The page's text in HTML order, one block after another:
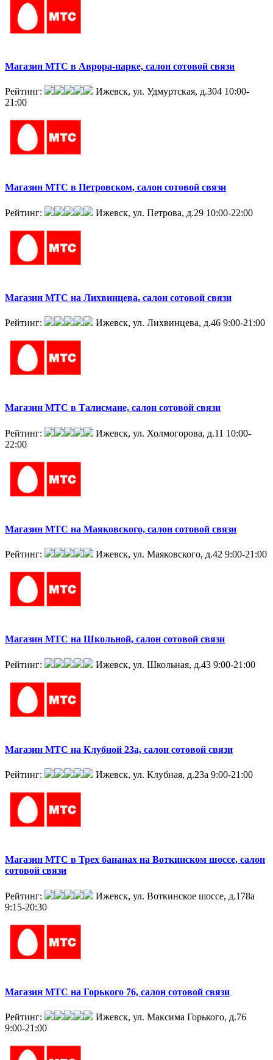
Магазин МТС в Аврора-парке, салон сотовой связи
Рейтинг: Ижевск, ул. Удмуртская, д.304 10:00-
21:00
Магазин МТС в Петровском, салон сотовой связи
Рейтинг: Ижевск, ул. Петрова, д.29 10:00-22:00
Магазин МТС на Лихвинцева, салон сотовой связи
Рейтинг: Ижевск, ул. Лихвинцева, д.46 9:00-21:00
Магазин МТС в Талисмане, салон сотовой связи
Рейтинг: Ижевск, ул. Холмогорова, д.11 10:00-
22:00
Магазин МТС на Маяковского, салон сотовой связи
Рейтинг: Ижевск, ул. Маяковского, д.42 9:00-21:00
Магазин МТС на Школьной, салон сотовой связи
Рейтинг: Ижевск, ул. Школьная, д.43 9:00-21:00
Магазин МТС на Клубной 23а, салон сотовой связи
Рейтинг: Ижевск, ул. Клубная, д.23а 9:00-21:00
Магазин МТС в Трех бананах на Воткинском шоссе, салон
сотовой связи
Рейтинг:
Ижевск, ул. Воткинское шоссе, д.178а
9:15-20:30
Магазин МТС на Горького 76, салон сотовой связи
Рейтинг:
Ижевск, ул. Максима Горького, д.76
9:00-21:00